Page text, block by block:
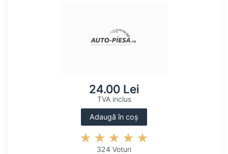
24.00 Lei
TVA inclus
Adaugă în coș
324 Voturi